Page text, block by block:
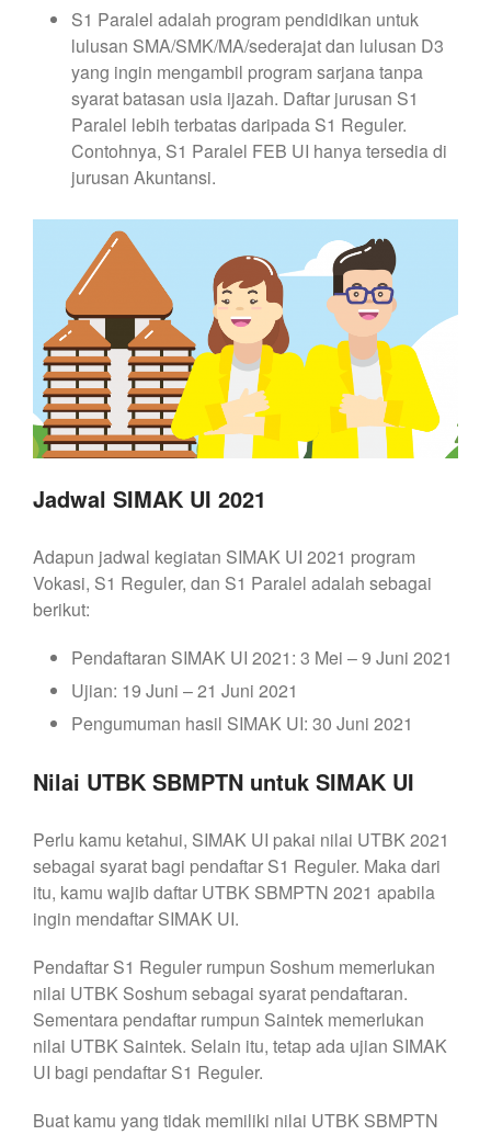
S1 Paralel adalah program pendidikan untuk
lulusan SMA/SMK/MA/sederajat dan lulusan D3
yang ingin mengambil program sarjana tanpa
syarat batasan usia ijazah. Daftar jurusan S1
Paralel lebih terbatas daripada S1 Reguler.
Contohnya, S1 Paralel FEB UI hanya tersedia di
jurusan Akuntansi.
Jadwal SIMAK UI 2021
Adapun jadwal kegiatan SIMAK UI 2021 program
Vokasi, S1 Reguler, dan S1 Paralel adalah sebagai
berikut:
Pendaftaran SIMAK UI 2021: 3 Mei – 9 Juni 2021
Ujian: 19 Juni – 21 Juni 2021
Pengumuman hasil SIMAK UI: 30 Juni 2021
Nilai UTBK SBMPTN untuk SIMAK UI
Perlu kamu ketahui, SIMAK UI pakai nilai UTBK 2021
sebagai syarat bagi pendaftar S1 Reguler. Maka dari
itu, kamu wajib daftar UTBK SBMPTN 2021 apabila
ingin mendaftar SIMAK UI.
Pendaftar S1 Reguler rumpun Soshum memerlukan
nilai UTBK Soshum sebagai syarat pendaftaran.
Sementara pendaftar rumpun Saintek memerlukan
nilai UTBK Saintek. Selain itu, tetap ada ujian SIMAK
UI bagi pendaftar S1 Reguler.
Buat kamu yang tidak memiliki nilai UTBK SBMPTN